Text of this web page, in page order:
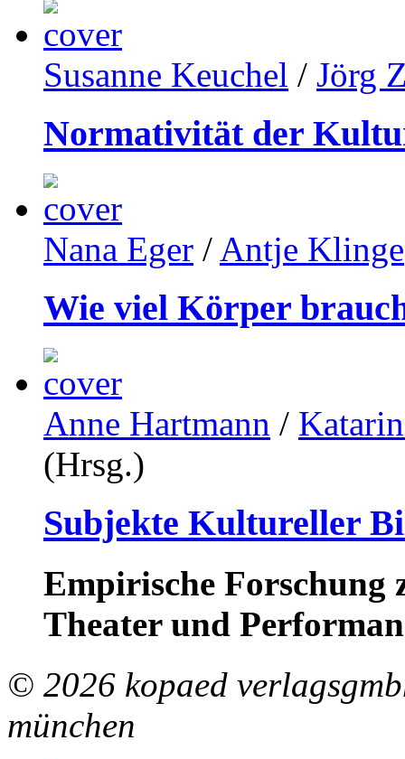
Susanne Keuchel / Jörg
Normativität der
Nana Eger / Antje Klinge
Wie viel Körper
Anne Hartmann /
(Hrsg.)
Subjekte Kultureller
Empirische Forschung
Theater und
© 2026 kopaed
münchen